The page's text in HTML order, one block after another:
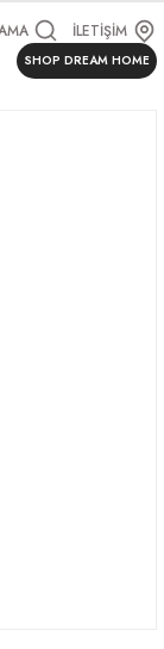
İLETİŞİM
SHOP DREAM HOME